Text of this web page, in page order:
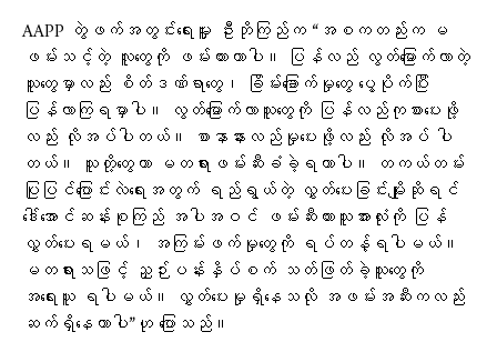
AAPP တွဲဖက်အတွင်းရေးမှူး ဦးဘိုကြည်က “အစကတည်းက မ
ဖမ်းသင့်တဲ့ လူတွေကို ဖမ်းထားတာပါ။ ပြန်လည် လွတ်မြောက်လာတဲ့
သူတွေမှာလည်း စိတ်ဒဏ်ရာတွေ၊ ခြိမ်းခြောက်မှု‌တွေ ပွေ့ပိုက်ပြီး
ပြန်လာကြရမှာပါ။ လွတ်မြောက်လာသူတွေကို ပြန်လည်ကုစားပေးဖို့
လည်း လိုအပ်ပါတယ်။ စာနာနားလည်မှုပေးဖို့လည်း လိုအပ် ပါ
တယ်။ သူတို့တွေဟာ မတရားဖမ်းဆီးခံခဲ့ရတာပါ။ တကယ်တမ်း
ပြုပြင်ပြောင်းလဲရေးအတွက် ရည်ရွယ်တဲ့ လွှတ်ပေးခြင်းမျိုးဆိုရင်
ဒေါ်အောင်ဆန်းစုကြည် အပါအဝင် ဖမ်းဆီးထားသူအားလုံးကို ပြန်
လွှတ်ပေးရမယ်၊ အကြမ်းဖက်မှုတွေကို ရပ်တန့်ရပါမယ်။
မတရားသဖြင့် ညှဉ်းပန်းနှိပ်စက် သတ်ဖြတ်ခဲ့သူတွေကို
အရေးယူ ရပါမယ်။ လွှတ်ပေးမှုရှိနေသလို အဖမ်းအဆီးကလည်း
ဆက်ရှိနေတာပါ”ဟု ​ပြောသည်။